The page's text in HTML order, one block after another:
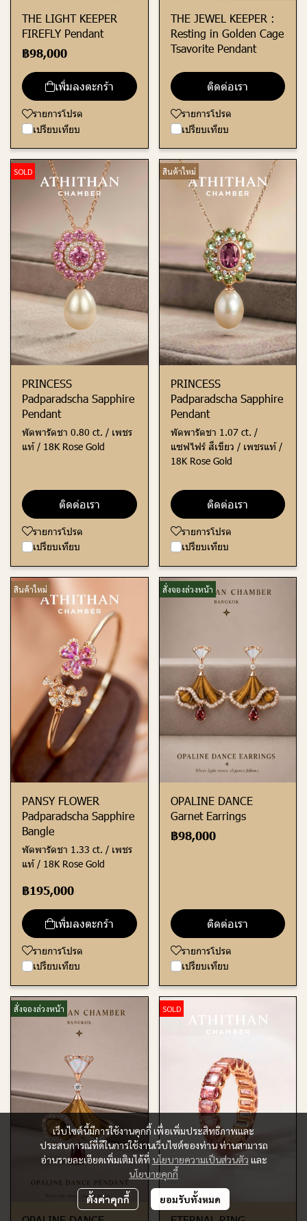
THE LIGHT KEEPER
FIREFLY Pendant
฿98,000
เพิ่มลงตะกร้า
รายการโปรด
เปรียบเทียบ
THE JEWEL KEEPER :
Resting in Golden Cage
Tsavorite Pendant
ติดต่อเรา
รายการโปรด
เปรียบเทียบ
SOLD
PRINCESS
Padparadscha Sapphire
Pendant
พัดพารัดชา 0.80 ct. / เพชร
แท้ / 18K Rose Gold
ติดต่อเรา
รายการโปรด
เปรียบเทียบ
สินค้าใหม่
PRINCESS
Padparadscha Sapphire
Pendant
พัดพารัดชา 1.07 ct. /
แซฟไฟร์ สีเขียว / เพชรแท้ /
18K Rose Gold
ติดต่อเรา
รายการโปรด
เปรียบเทียบ
สินค้าใหม่
PANSY FLOWER
Padparadscha Sapphire
Bangle
พัดพารัดชา 1.33 ct. / เพชร
แท้ / 18K Rose Gold
฿195,000
เพิ่มลงตะกร้า
รายการโปรด
เปรียบเทียบ
สั่งจองล่วงหน้า
OPALINE DANCE
Garnet Earrings
฿98,000
ติดต่อเรา
รายการโปรด
เปรียบเทียบ
สั่งจองล่วงหน้า SOLD
เว็บไซต์นี้มีการใช้งานคุกกี้ เพื่อเพิ่มประสิทธิภาพและ
ประสบการณ์ที่ดีในการใช้งานเว็บไซต์ของท่าน ท่านสามารถ
อ่านรายละเอียดเพิ่มเติมได้ที่ นโยบายความเป็นส่วนตัว และ
นโยบายคุกกี้
ตั้งค่าคุกกี้ ยอมรับทั้งหมด